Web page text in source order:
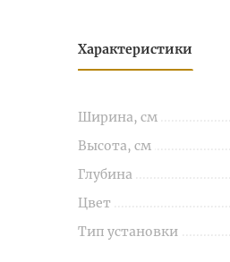
Характеристики
Ширина, см
Высота, см
Глубина
Цвет
Тип установки